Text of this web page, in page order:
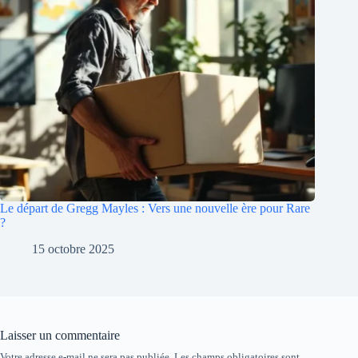
Le départ de Gregg Mayles : Vers une nouvelle ère pour Rare
?
15 octobre 2025
Laisser un commentaire